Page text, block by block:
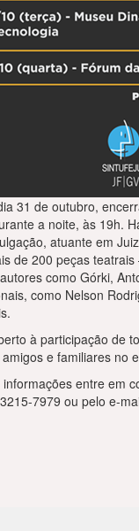
31 de outubro,
a noite, às 19h.
atuante em
de 200 peças
como Górki,
como Nelson
à participação de
e familiares no
entre em
7979 ou pelo e-